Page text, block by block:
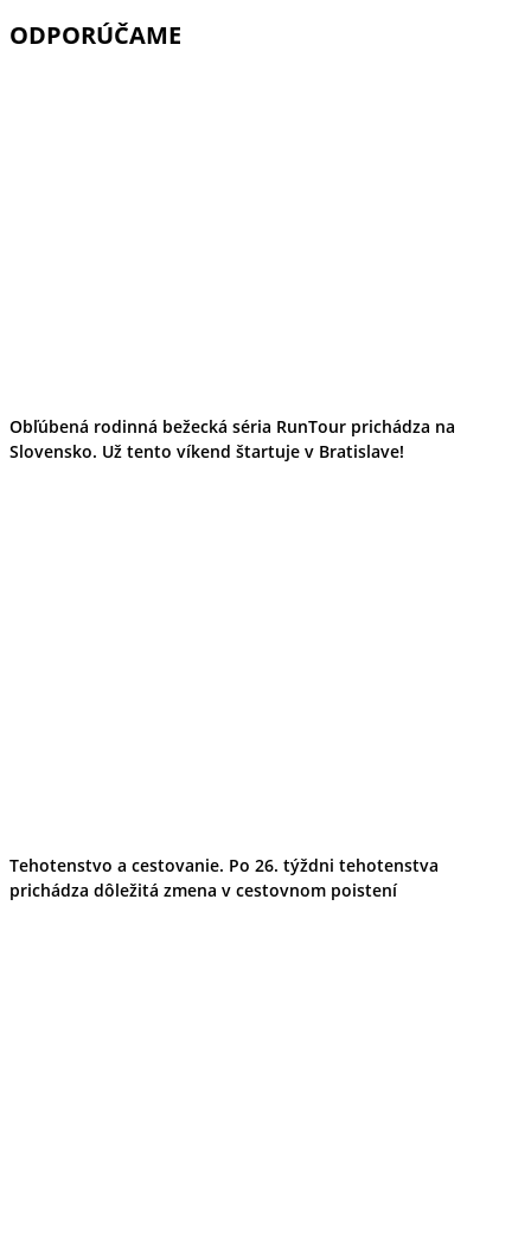
ODPORÚČAME
Obľúbená rodinná bežecká séria RunTour prichádza na
Slovensko. Už tento víkend štartuje v Bratislave!
Tehotenstvo a cestovanie. Po 26. týždni tehotenstva
prichádza dôležitá zmena v cestovnom poistení